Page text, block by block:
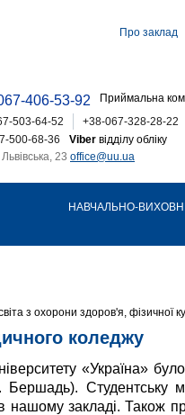
Про заклад
406-53-92
Приймальна
503-64-52
+38-067-328-28-22
Viber відділу обліку
500-68-36
Львівська, 23 office@uu.ua
НАВЧАЛЬНО-
з охорони здоров'я, фізичної
коледжу
«Україна»
Бершадь). Студентську
нашому закладі. Також